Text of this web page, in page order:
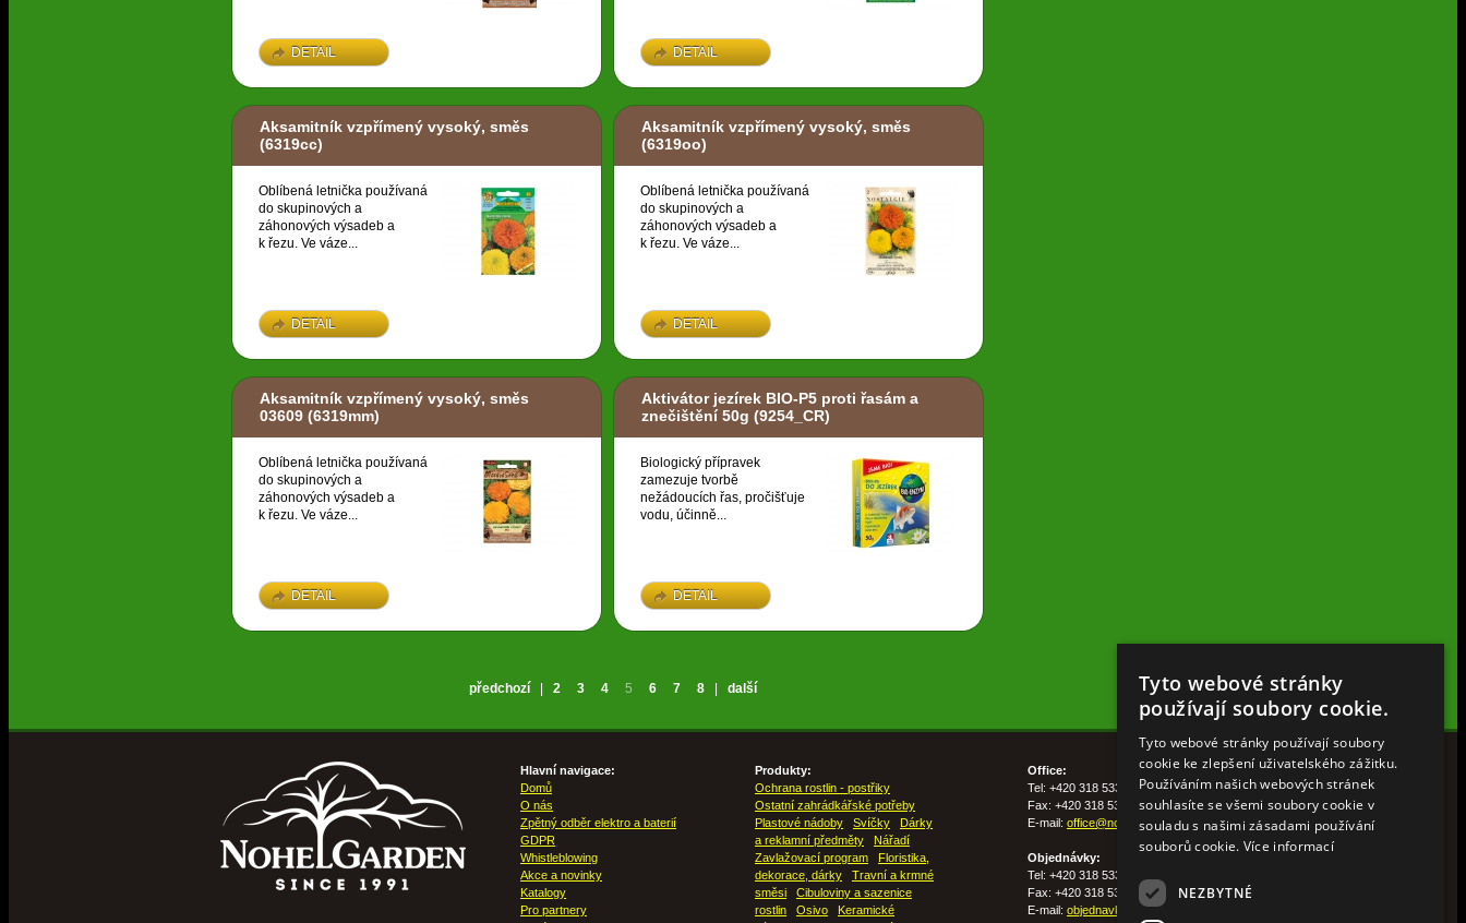
DETAIL DETAIL
Aksamitník vzpřímený vysoký, směs
(6319cc)
Oblíbená letnička používaná
do skupinových a
záhonových výsadeb a
k řezu. Ve váze...
DETAIL
Aksamitník vzpřímený vysoký, směs
(6319oo)
Oblíbená letnička používaná
do skupinových a
záhonových výsadeb a
k řezu. Ve váze...
DETAIL
Aksamitník vzpřímený vysoký, směs
03609 (6319mm)
Oblíbená letnička používaná
do skupinových a
záhonových výsadeb a
k řezu. Ve váze...
DETAIL
Aktivátor jezírek BIO-P5 proti řasám a
znečištění 50g (9254_CR)
Biologický přípravek
zamezuje tvorbě
nežádoucích řas, pročišťuje
vodu, účinně...
DETAIL
předchozí 2 3 4 5 6 7 8 další
Hlavní navigace:
Domů
O nás
Zpětný odběr elektro a baterií
GDPR
Whistleblowing
Akce a novinky
Katalogy
Pro partnery
Produkty:
Ochrana rostlin - postřiky
Ostatní zahrádkářské potřeby
Plastové nádoby
Svíčky
Dárky
a reklamní předměty
Nářadí
Zavlažovací program
Floristika,
dekorace, dárky
Travní a krmné
směsi
Cibuloviny a sazenice
rostlin
Osivo
Keramické
Office:
Tel: +420 318 533 511
Fax: +420 318 533 513
E-mail: office@nohelgarden.cz
Objednávky:
Tel: +420 318 533 533
Fax: +420 318 533 538
E-mail: objednavky@nohelgarden.cz
Tyto webové stránky
používají soubory cookie.
Tyto webové stránky používají soubory
cookie ke zlepšení uživatelského zážitku.
Používáním našich webových stránek
souhlasíte se všemi soubory cookie v
souladu s našimi zásadami používání
souborů cookie. Více informací
NEZBYTNÉ